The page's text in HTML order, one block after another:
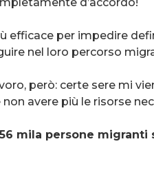
efficace per impedire
nel loro percorso
però: certe sere mi
avere più le risorse
56 mila persone